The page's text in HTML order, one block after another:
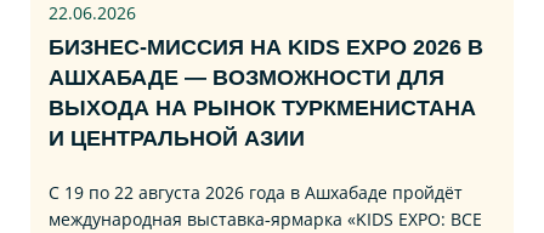
22.06.2026
БИЗНЕС‑МИССИЯ НА KIDS EXPO 2026 В
АШХАБАДЕ — ВОЗМОЖНОСТИ ДЛЯ
ВЫХОДА НА РЫНОК ТУРКМЕНИСТАНА
И ЦЕНТРАЛЬНОЙ АЗИИ
С 19 по 22 августа 2026 года в Ашхабаде пройдёт
международная выставка‑ярмарка «KIDS EXPO: ВСЕ